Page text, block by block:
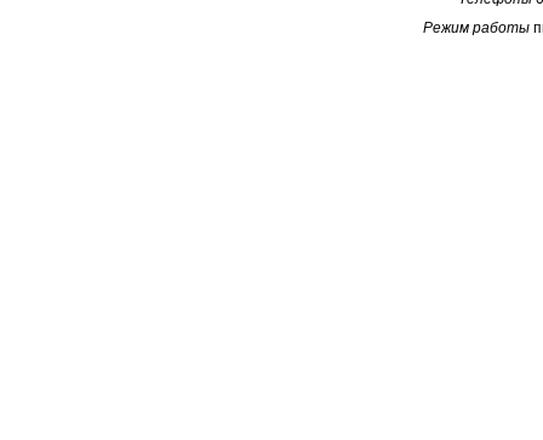
Режим работы